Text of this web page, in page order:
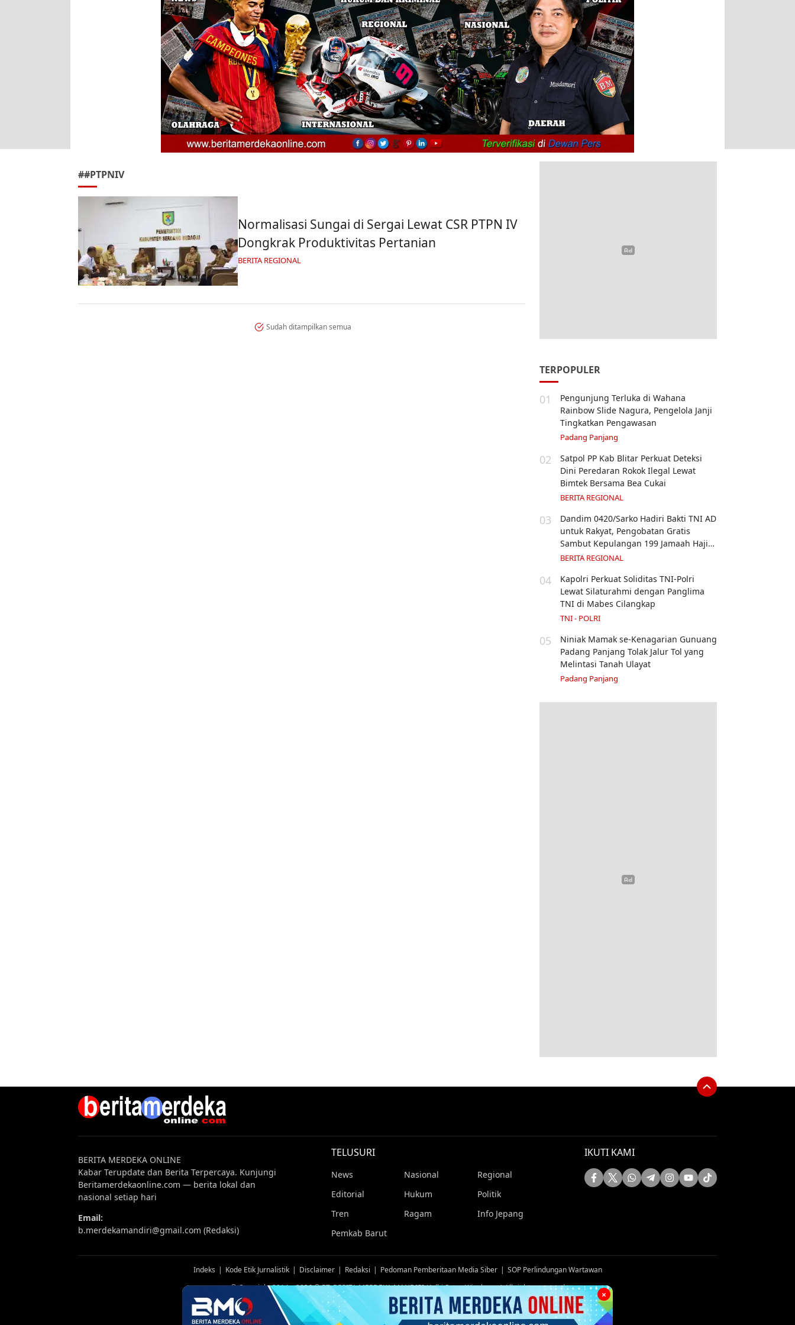
##PTPNIV
Normalisasi Sungai di Sergai Lewat CSR PTPN IV
Dongkrak Produktivitas Pertanian
BERITA REGIONAL
Sudah ditampilkan semua
TERPOPULER
01
Pengunjung Terluka di Wahana
Rainbow Slide Nagura, Pengelola Janji
Tingkatkan Pengawasan
Padang Panjang
02
Satpol PP Kab Blitar Perkuat Deteksi
Dini Peredaran Rokok Ilegal Lewat
Bimtek Bersama Bea Cukai
BERITA REGIONAL
03
Dandim 0420/Sarko Hadiri Bakti TNI AD
untuk Rakyat, Pengobatan Gratis
Sambut Kepulangan 199 Jamaah Haji
Sarolangun
BERITA REGIONAL
04
Kapolri Perkuat Soliditas TNI-Polri
Lewat Silaturahmi dengan Panglima
TNI di Mabes Cilangkap
TNI - POLRI
05
Niniak Mamak se-Kenagarian Gunuang
Padang Panjang Tolak Jalur Tol yang
Melintasi Tanah Ulayat
Padang Panjang
BERITA MERDEKA ONLINE
Kabar Terupdate dan Berita Terpercaya. Kunjungi
Beritamerdekaonline.com — berita lokal dan
nasional setiap hari
Email:
b.merdekamandiri@gmail.com (Redaksi)
TELUSURI
News Nasional
Regional
Editorial
Hukum
Politik
Tren
Ragam
Info Jepang
Pemkab Barut
IKUTI KAMI
Indeks Kode Etik Jurnalistik Disclaimer Redaksi Pedoman Pemberitaan Media Siber
SOP Perlindungan Wartawan
© Copyright 2014 – 2026 © PT. BERITA MERDEKA MANDIRI (Adhi Satya Wicaksana) All rights reserved
TUTUP
×